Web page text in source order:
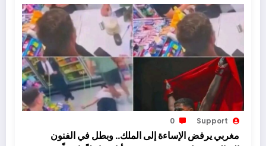
Support
0
مغربي يرفض الإساءة إلى الملك.. وبطل في الفنون